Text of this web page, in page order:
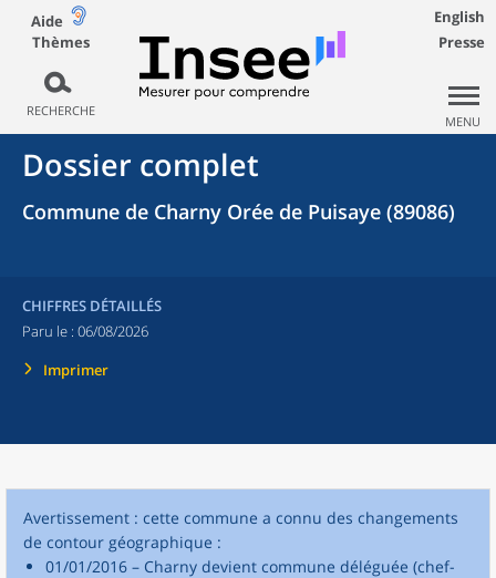
Aide
Thèmes
RECHERCHE
English
Presse
MENU
Dossier complet
Commune de Charny Orée de Puisaye (89086)
CHIFFRES DÉTAILLÉS
Paru le : 06/08/2026
Imprimer
Avertissement : cette commune a connu des changements
de contour géographique :
01/01/2016 – Charny devient commune déléguée (chef-